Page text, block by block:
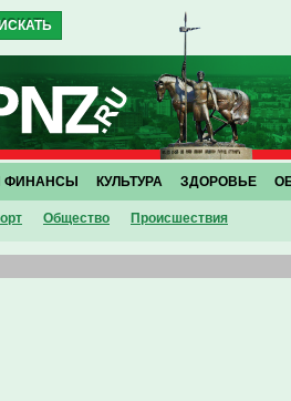
Общество Проиcшествия
ФИНАНСЫ КУЛЬТУРА ЗДОРОВЬЕ